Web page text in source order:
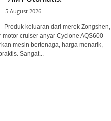
5 August 2026
Produk keluaran dari merek Zongshen,
motor cruiser anyar Cyclone AQS600
mesin bertenaga, harga menarik,
Sangat...